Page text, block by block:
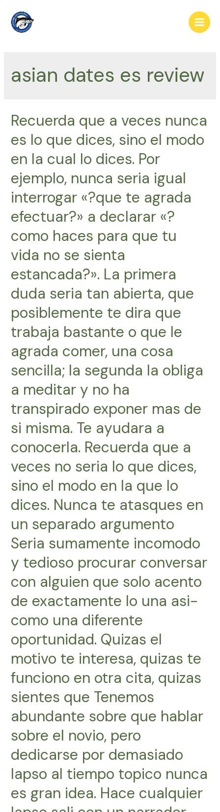
content
Main
asian dates es review
Recuerda que a veces nunca
es lo que dices, sino el modo
en la cual lo dices. Por
ejemplo, nunca seri­a igual
interrogar «?que te agrada
efectuar?» a declarar «?
como haces para que tu
vida no se sienta
estancada?». La primera
duda seri­a tan abierta, que
posiblemente te dira que
trabaja bastante o que le
agrada comer, una cosa
sencilla; la segunda la obliga
a meditar y no ha
transpirado exponer mas de
si misma. Te ayudara a
conocerla. Recuerda que a
veces no seri­a lo que dices,
sino el modo en la que lo
dices. Nunca te atasques en
un separado argumento
Seri­a sumamente incomodo
y tedioso procurar conversar
con alguien que solo acento
de exactamente lo una asi­
como una diferente
oportunidad. Quizas el
motivo te interesa, quizas te
funciono en otra cita, quizas
sientes que Tenemos
abundante sobre que hablar
sobre el novio, pero
dedicarse por demasiado
lapso al tiempo topico nunca
es gran idea. Hace cualquier